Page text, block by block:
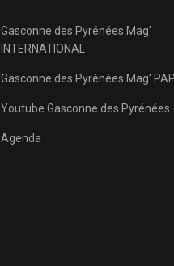
Gasconne des Pyrénées Mag'
INTERNATIONAL
Gasconne des Pyrénées Mag'
Youtube Gasconne des Pyrénées
Agenda